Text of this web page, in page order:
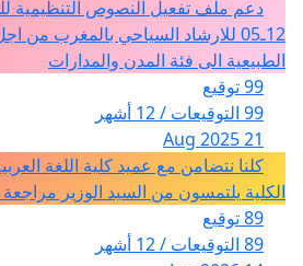
12ـ05 للارشاد السياحي بالمغرب من
الطبيعية الى فئة المدن والمدارات
99 توقيع
99 التوقيعات / 12 أشهر
21 Aug 2025
كلنا نتضامن مع عميد كلية اللغة
الكلية يلتمسون من السيد الوزير مراجعة
89 توقيع
89 التوقيعات / 12 أشهر